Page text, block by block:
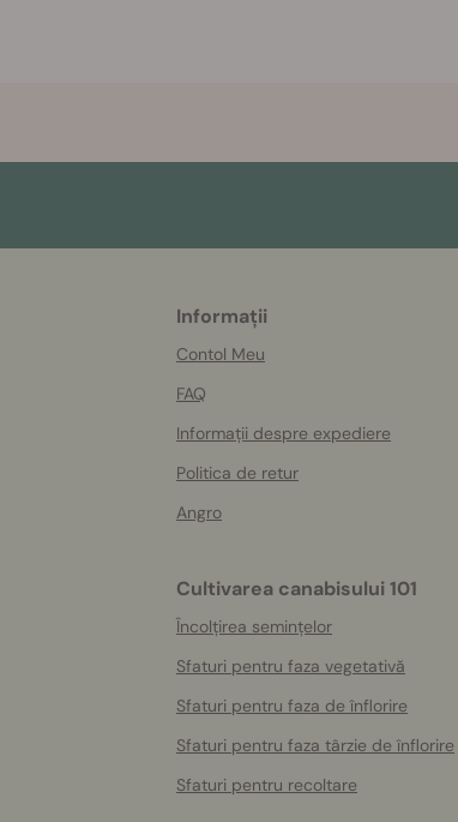
Informații
Contol Meu
FAQ
Informații despre expediere
Politica de retur
Angro
Cultivarea canabisului 101
Încolțirea semințelor
Sfaturi pentru faza vegetativă
Sfaturi pentru faza de înflorire
Sfaturi pentru faza târzie de înflorire
Sfaturi pentru recoltare